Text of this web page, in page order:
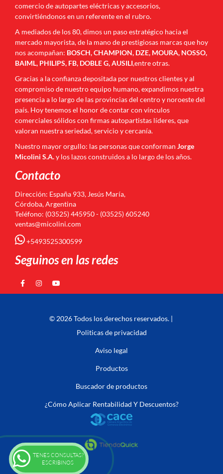
comercio de autopartes eléctricas y accesorios,
convirtiéndonos en un referente en el rubro.
A mediados de los 80, dimos un paso estratégico hacia el
mercado mayorista, de la mano de prestigiosas marcas que hoy
nos acompañan: BOSCH, CHAMPION, DZE, MOURA, NOSSO,
BAIML, PHILIPS, FB, DOBLE G, AUSILI,entre otras.
Gracias a la confianza depositada por nuestros clientes y al
compromiso de nuestro equipo humano, expandimos nuestra
presencia a lo largo de las provincias del centro y noroeste del
país. Hoy tenemos el honor de contar con vínculos
comerciales sólidos con firmas autopartistas líderes, que
valoran nuestra seriedad, servicio y cercanía.
Nuestro mayor orgullo: las personas que conforman Jorge
Micolini S.A.y los lazos construidos a lo largo de los años.
Contacto
Dirección: España 933, Jesús María,
Córdoba, Argentina
Teléfono: (03525) 445950 - (03525) 605240
ventas@micolini.com
+5493525300599
Seguinos en las redes
© 2026 Todos los derechos reservados. |
Politicas de privacidad
Aviso legal
Productos
Buscador de productos
¿Cómo Aplicar Rentabilidad Y Descuentos?
TENES CONSULTAS?
ESCRIBINOS